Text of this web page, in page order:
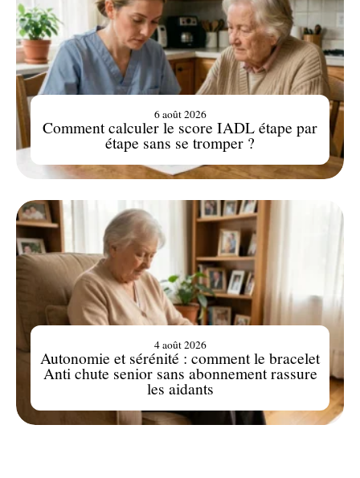
Comment calculer le score IADL étape par
étape sans se tromper ?
6 août 2026
Autonomie et sérénité : comment le bracelet
Anti chute senior sans abonnement rassure
les aidants
4 août 2026